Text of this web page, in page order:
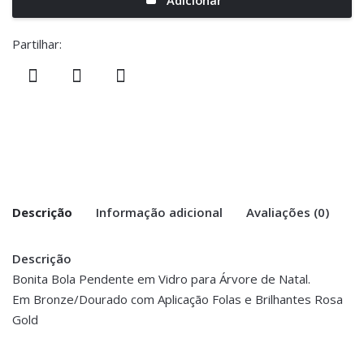
Partilhar:
Descrição Informação adicional Avaliações (0)
Descrição
Bonita Bola Pendente em Vidro para Árvore de Natal.
Em Bronze/Dourado com Aplicação Folas e Brilhantes Rosa
Gold
Peso 0.050 kg
Dimensões 8 × 8 cm
There are no reviews yet.
Be the first to review “Pendente Bola de
Vidro – Bronze Folhas e Aplicações Rosa